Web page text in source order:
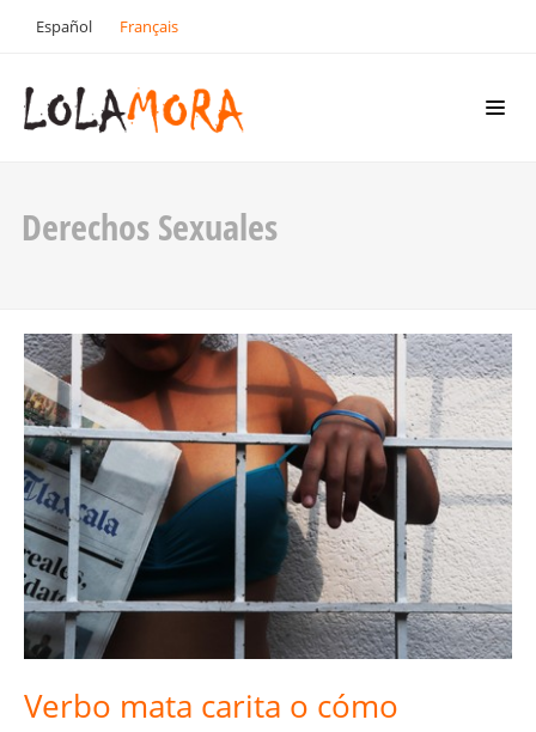
Español Français
Derechos Sexuales
Verbo mata carita o cómo